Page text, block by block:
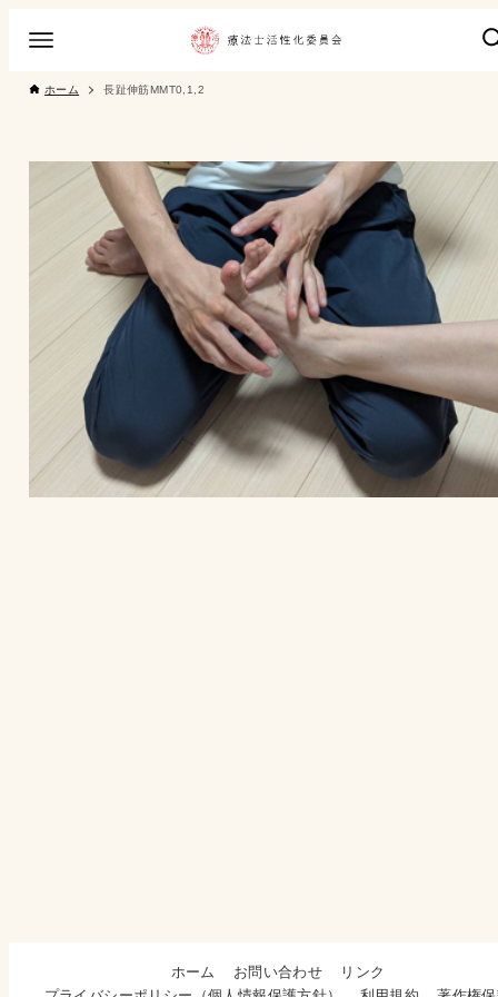
ホーム 長趾伸筋MMT0,1,2
ホーム お問い合わせ
リンク